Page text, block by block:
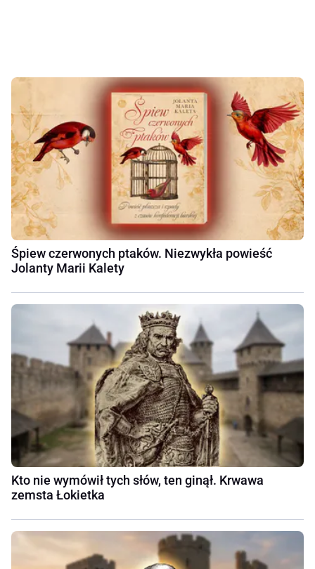
Śpiew czerwonych ptaków. Niezwykła powieść
Jolanty Marii Kalety
Kto nie wymówił tych słów, ten ginął. Krwawa
zemsta Łokietka